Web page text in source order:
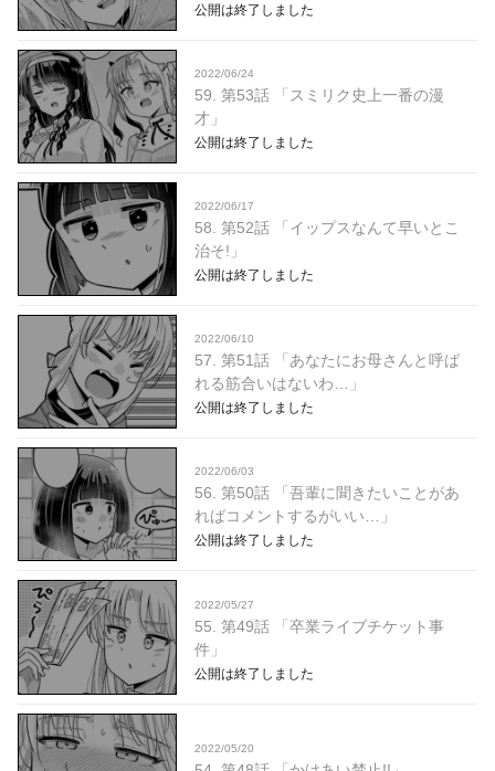
公開は終了しました
2022/06/24
59. 第53話 「スミリク史上一番の漫
才」
公開は終了しました
2022/06/17
58. 第52話 「イップスなんて早いとこ
治そ!」
公開は終了しました
2022/06/10
57. 第51話 「あなたにお母さんと呼ば
れる筋合いはないわ…」
公開は終了しました
2022/06/03
56. 第50話 「吾輩に聞きたいことがあ
ればコメントするがいい…」
公開は終了しました
2022/05/27
55. 第49話 「卒業ライブチケット事
件」
公開は終了しました
2022/05/20